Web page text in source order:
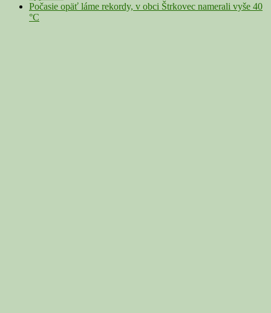
Počasie opäť láme rekordy, v obci Štrkovec namerali vyše 40
°C